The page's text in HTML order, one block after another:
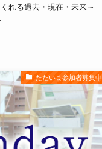
れる過去・現在・未来～
ただいま参加者募集中